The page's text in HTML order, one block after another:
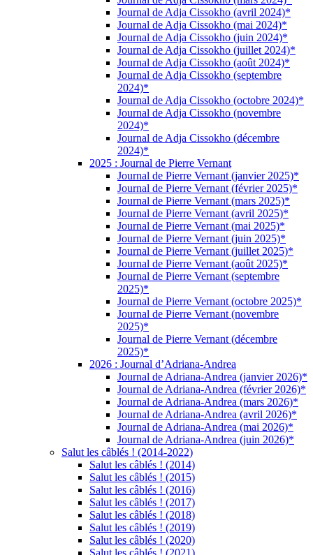
Journal de Adja Cissokho (avril 2024)*
Journal de Adja Cissokho (mai 2024)*
Journal de Adja Cissokho (juin 2024)*
Journal de Adja Cissokho (juillet 2024)*
Journal de Adja Cissokho (août 2024)*
Journal de Adja Cissokho (septembre
2024)*
Journal de Adja Cissokho (octobre 2024)*
Journal de Adja Cissokho (novembre
2024)*
Journal de Adja Cissokho (décembre
2024)*
2025 : Journal de Pierre Vernant
Journal de Pierre Vernant (janvier 2025)*
Journal de Pierre Vernant (février 2025)*
Journal de Pierre Vernant (mars 2025)*
Journal de Pierre Vernant (avril 2025)*
Journal de Pierre Vernant (mai 2025)*
Journal de Pierre Vernant (juin 2025)*
Journal de Pierre Vernant (juillet 2025)*
Journal de Pierre Vernant (août 2025)*
Journal de Pierre Vernant (septembre
2025)*
Journal de Pierre Vernant (octobre 2025)*
Journal de Pierre Vernant (novembre
2025)*
Journal de Pierre Vernant (décembre
2025)*
2026 : Journal d’Adriana-Andrea
Journal de Adriana-Andrea (janvier 2026)*
Journal de Adriana-Andrea (février 2026)*
Journal de Adriana-Andrea (mars 2026)*
Journal de Adriana-Andrea (avril 2026)*
Journal de Adriana-Andrea (mai 2026)*
Journal de Adriana-Andrea (juin 2026)*
Salut les câblés ! (2014-2022)
Salut les câblés ! (2014)
Salut les câblés ! (2015)
Salut les câblés ! (2016)
Salut les câblés ! (2017)
Salut les câblés ! (2018)
Salut les câblés ! (2019)
Salut les câblés ! (2020)
Salut les câblés ! (2021)